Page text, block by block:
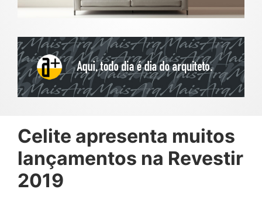
Celite apresenta muitos
lançamentos na Revestir
2019